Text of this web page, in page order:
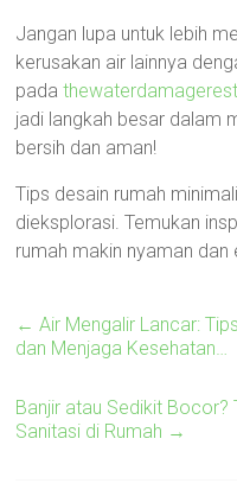
Jangan lupa untuk lebih
kerusakan air lainnya
pada
jadi langkah besar dalam
bersih dan aman!
Tips desain rumah
dieksplorasi. Temukan
rumah makin nyaman dan
← Air Mengalir Lancar:
dan Menjaga Kesehatan…
Banjir atau Sedikit Bocor?
Sanitasi di Rumah →